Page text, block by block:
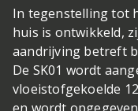
In tegenstelling tot
huis is ontwikkeld,
aandrijving betreft
De SK01 wordt
vloeistofgekoelde